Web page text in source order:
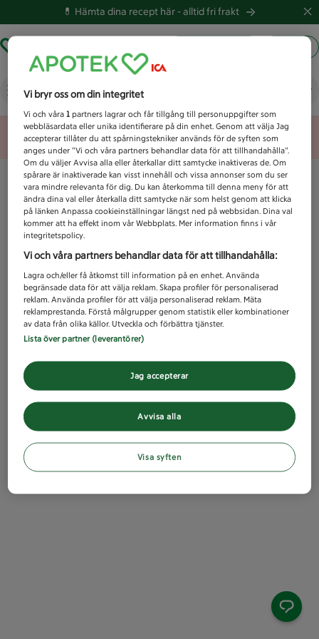
💊 Hämta dina recept här -alltid fri frakt
Vad letar du efter idag?
Unknown error
Vi bryr oss om din integritet
Vi och våra1 partners lagrar och får tillgång till personuppgifter som
webbläsardata eller unika identifierare på din enhet. Genom att välja Jag
accepterar tillåter du att spårningstekniker används för de syften som
anges under ”Vi och våra partners behandlar data för att tillhandahålla”.
Om du väljer Avvisa alla eller återkallar ditt samtycke inaktiveras de. Om
spårare är inaktiverade kan visst innehåll och vissa annonser som du ser
vara mindre relevanta för dig. Du kan återkomma till denna meny för att
ändra dina val eller återkalla ditt samtycke när som helst genom att klicka
på länken Anpassa cookieinställningar längst ned på webbsidan. Dina val
kommer att ha effekt inom vår Webbplats. Mer information finns i vår
integritetspolicy.
Vi och våra partners behandlar data för att tillhandahålla:
Lagra och/eller få åtkomst till information på en enhet. Använda
begränsade data för att välja reklam. Skapa profiler för personaliserad
reklam. Använda profiler för att välja personaliserad reklam. Mäta
reklamprestanda. Förstå målgrupper genom statistik eller kombinationer
av data från olika källor. Utveckla och förbättra tjänster.
Lista över partner (leverantörer)
Avvisa alla
Jag accepterar
Visa syften